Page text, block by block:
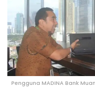
Pengguna MADINA Bank